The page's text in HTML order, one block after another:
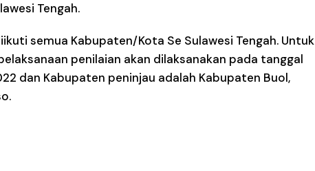
Tengah.
semua Kabupaten/Kota Se Sulawesi Tengah. Untuk
penilaian akan dilaksanakan pada tanggal
dan Kabupaten peninjau adalah Kabupaten Buol,